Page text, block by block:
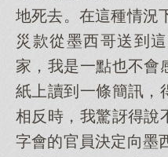
地死去。在這種情況
災款從墨西哥送到
家，我是一點也不會
紙上讀到一條簡訊，
相反時，我驚訝得說
字會的官員決定向墨